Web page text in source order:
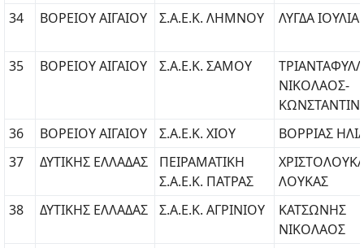
34 ΒΟΡΕΙΟΥ ΑΙΓΑΙΟΥ Σ.Α.Ε.Κ. ΛΗΜΝΟΥ ΛΥΓΔΑ ΙΟΥΛΙΑ
35 ΒΟΡΕΙΟΥ ΑΙΓΑΙΟΥ Σ.Α.Ε.Κ. ΣΑΜΟΥ
ΝΙΚΟΛΑΟΣ-
36
ΒΟΡΕΙΟΥ ΑΙΓΑΙΟΥ Σ.Α.Ε.Κ. ΧΙΟΥ
ΒΟΡΡΙΑΣ
37
ΔΥΤΙΚΗΣ ΕΛΛΑΔΑΣ
ΠΕΙΡΑΜΑΤΙΚΗ
Σ.Α.Ε.Κ. ΠΑΤΡΑΣ
ΛΟΥΚΑΣ
38
ΔΥΤΙΚΗΣ ΕΛΛΑΔΑΣ Σ.Α.Ε.Κ. ΑΓΡΙΝΙΟΥ
ΚΑΤΣΩΝΗΣ
ΝΙΚΟΛΑΟΣ